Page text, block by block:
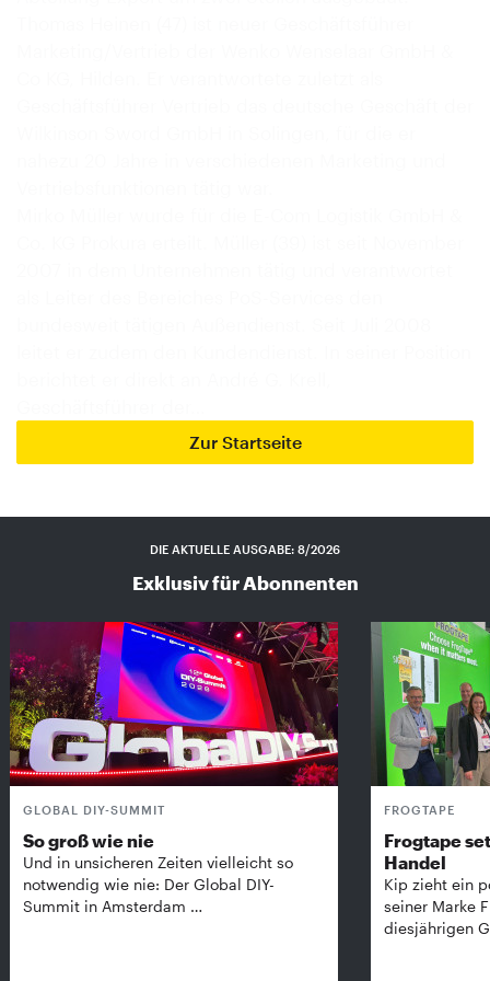
Zur Startseite
DIE AKTUELLE AUSGABE: 8/2026
Exklusiv für Abonnenten
GLOBAL DIY-SUMMIT
So groß wie nie
Und in unsicheren Zeiten vielleicht so
notwendig wie nie: Der Global DIY-
Summit in Amsterdam …
FROGTAPE
Frogtape
Handel
Kip zieht ein
seiner Marke
diesjährigen